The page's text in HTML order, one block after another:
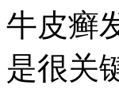
牛皮癣
是很关